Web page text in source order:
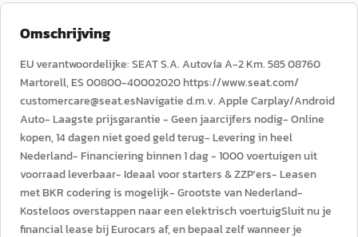
Omschrijving
EU verantwoordelijke: SEAT S.A. Autovía A-2 Km. 585 08760
Martorell, ES 00800-40002020 https://www.seat.com/
customercare@seat.esNavigatie d.m.v. Apple Carplay/Android
Auto- Laagste prijsgarantie - Geen jaarcijfers nodig- Online
kopen, 14 dagen niet goed geld terug- Levering in heel
Nederland- Financiering binnen 1 dag - 1000 voertuigen uit
voorraad leverbaar- Ideaal voor starters & ZZP'ers- Leasen
met BKR codering is mogelijk- Grootste van Nederland-
Kosteloos overstappen naar een elektrisch voertuigSluit nu je
financial lease bij Eurocars af, en bepaal zelf wanneer je